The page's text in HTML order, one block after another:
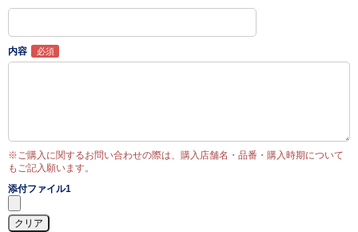
内容
※ご購入に関するお問い合わせの際は、購入店舗名・品番・購入時期について
もご記入願います。
添付ファイル1